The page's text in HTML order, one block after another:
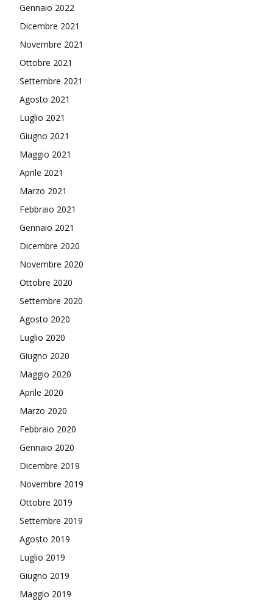
Gennaio 2022
Dicembre 2021
Novembre 2021
Ottobre 2021
Settembre 2021
Agosto 2021
Luglio 2021
Giugno 2021
Maggio 2021
Aprile 2021
Marzo 2021
Febbraio 2021
Gennaio 2021
Dicembre 2020
Novembre 2020
Ottobre 2020
Settembre 2020
Agosto 2020
Luglio 2020
Giugno 2020
Maggio 2020
Aprile 2020
Marzo 2020
Febbraio 2020
Gennaio 2020
Dicembre 2019
Novembre 2019
Ottobre 2019
Settembre 2019
Agosto 2019
Luglio 2019
Giugno 2019
Maggio 2019